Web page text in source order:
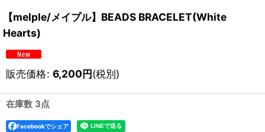
【melple/メイプル】BEADS BRACELET(White
Hearts)
販売価格: 6,200円(税別)
在庫数 3点
Facebookでシェア